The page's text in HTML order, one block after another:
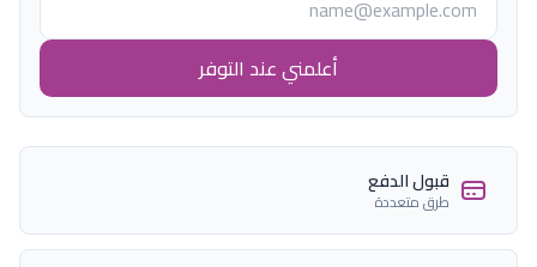
أعلمني عند التوفر
قبول الدفع
طرق متعددة